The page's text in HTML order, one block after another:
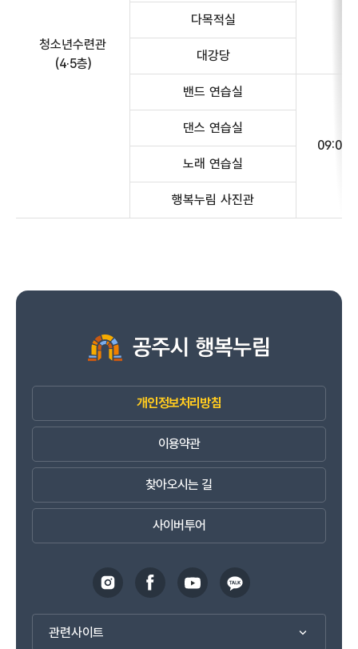
청소년수련관
(4·5층)
다목적실
대강당
밴드 연습실
댄스 연습실
노래 연습실
행복누림 사진관
개인정보처리방침
이용약관
찾아오시는 길
사이버투어
관련사이트